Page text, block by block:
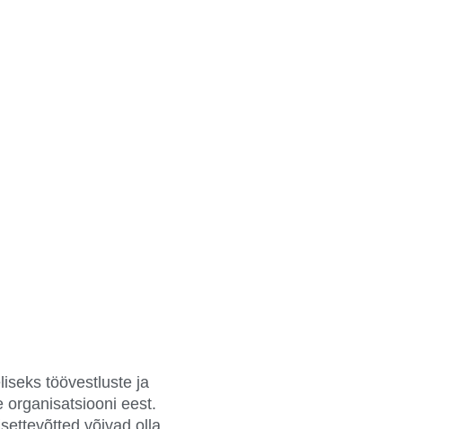
töövestluste ja
organisatsiooni eest.
võivad olla